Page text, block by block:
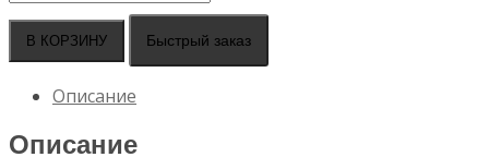
Шпала
ШС-
ГОСТ
54747-
В КОРЗИНУ Быстрый заказ
Описание
Описание